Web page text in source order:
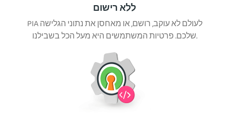
ללא רישום
PIA לעולם לא עוקב, רושם, או מאחסן את נתוני הגלישה
שלכם. פרטיות המשתמשים היא מעל הכל בשבילנו.